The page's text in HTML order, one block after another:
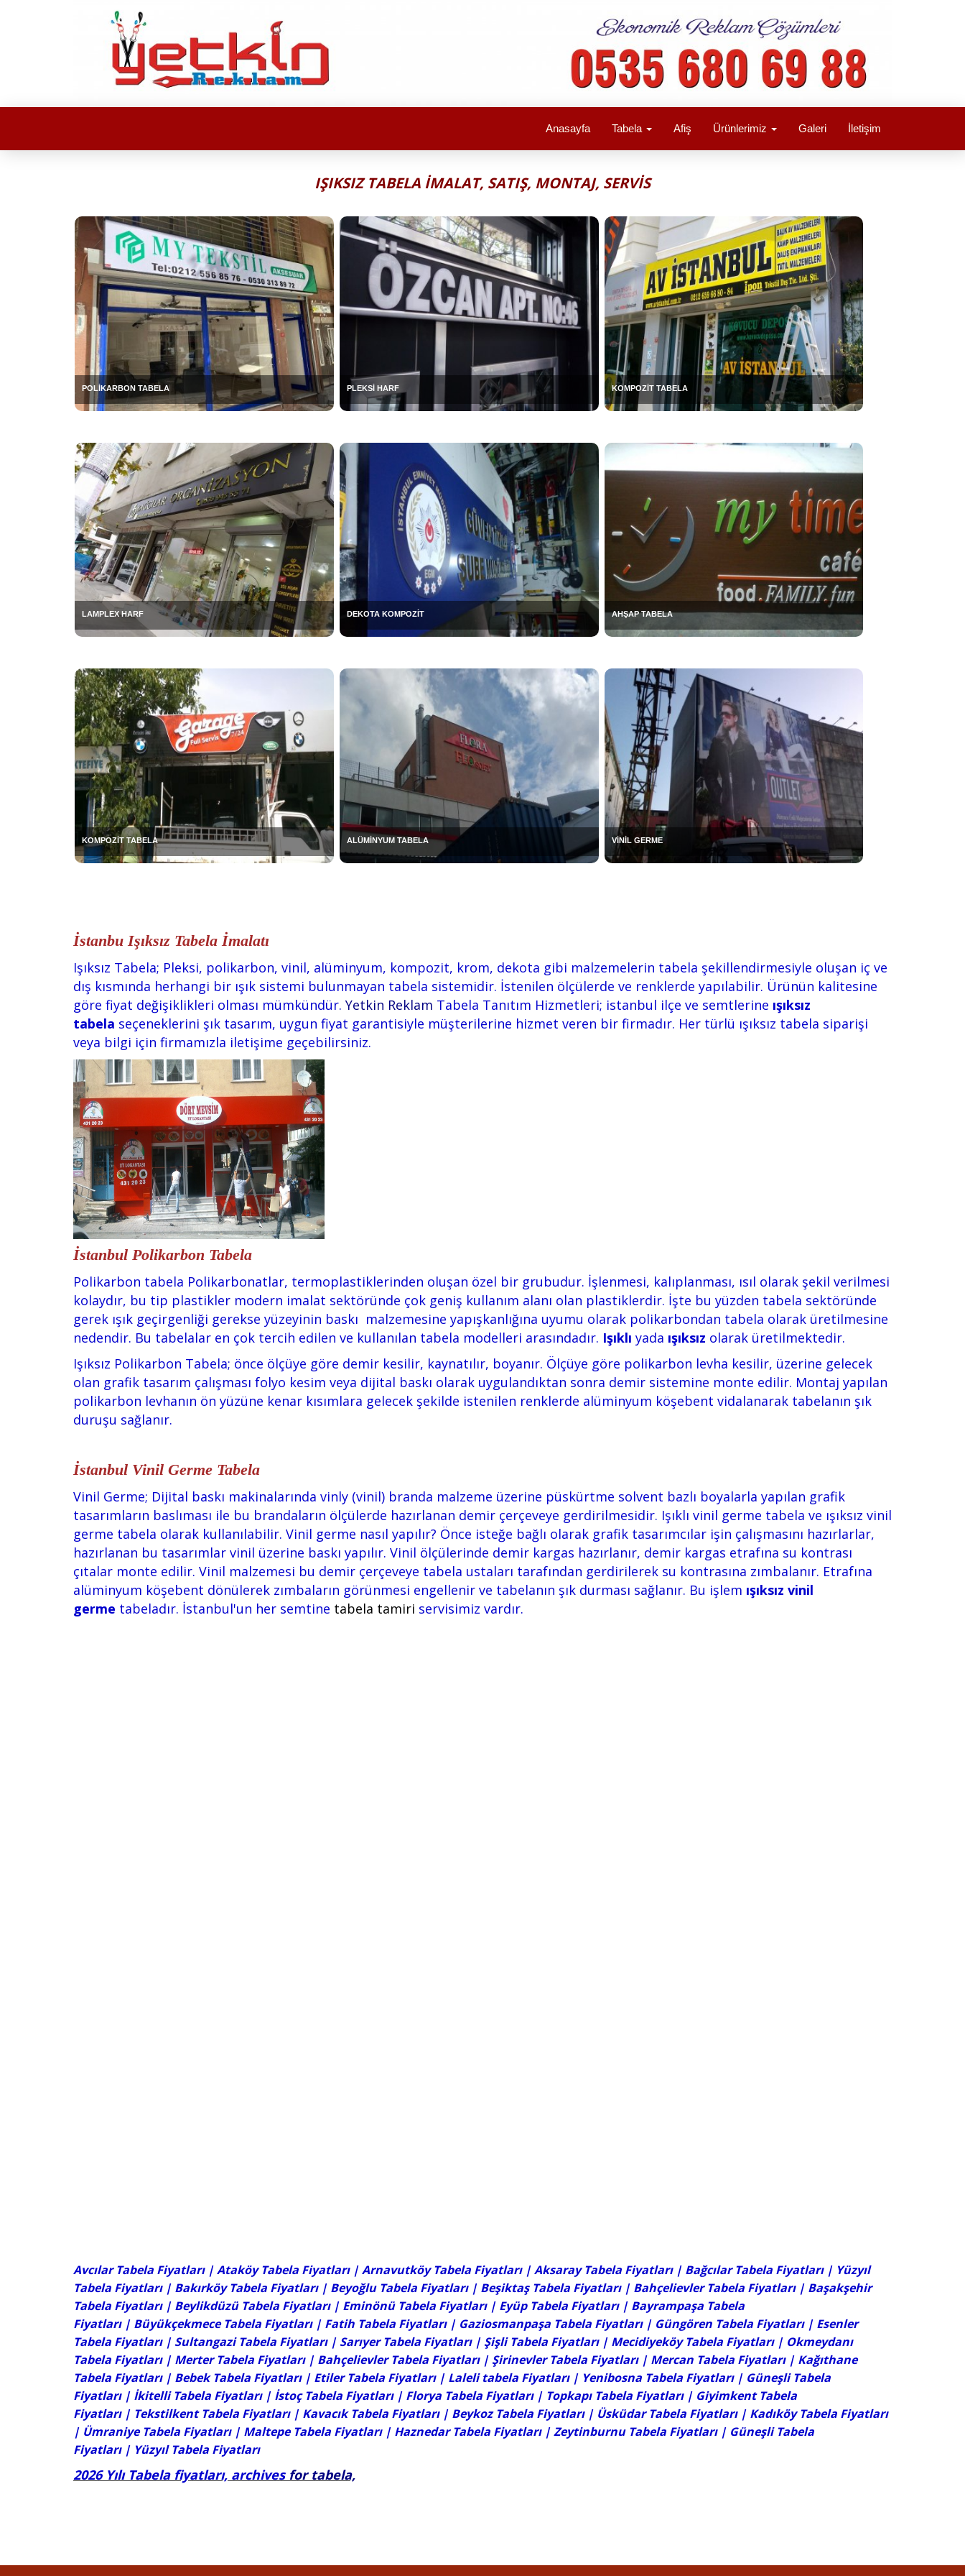
Anasayfa Tabela Afiş Ürünlerimiz Galeri İletişim
IŞIKSIZ TABELA İMALAT, SATIŞ, MONTAJ, SERVİS
POLİKARBON TABELA PLEKSİ HARF KOMPOZİT TABELA
LAMPLEX HARF DEKOTA KOMPOZİT AHŞAP TABELA
KOMPOZİT TABELA ALÜMİNYUM TABELA VİNİL GERME
İstanbu Işıksız Tabela İmalatı
Işıksız Tabela; Pleksi, polikarbon, vinil, alüminyum, kompozit, krom, dekota gibi malzemelerin tabela şekillendirmesiyle oluşan iç ve
dış kısmında herhangi bir ışık sistemi bulunmayan tabela sistemidir. İstenilen ölçülerde ve renklerde yapılabilir. Ürünün kalitesine
göre fiyat değişiklikleri olması mümkündür. Yetkin Reklam Tabela Tanıtım Hizmetleri; istanbul ilçe ve semtlerine ışıksız
tabela seçeneklerini şık tasarım, uygun fiyat garantisiyle müşterilerine hizmet veren bir firmadır. Her türlü ışıksız tabela siparişi
veya bilgi için firmamızla iletişime geçebilirsiniz.
İstanbul Polikarbon Tabela
Polikarbon tabela Polikarbonatlar, termoplastiklerinden oluşan özel bir grubudur. İşlenmesi, kalıplanması, ısıl olarak şekil verilmesi
kolaydır, bu tip plastikler modern imalat sektöründe çok geniş kullanım alanı olan plastiklerdir. İşte bu yüzden tabela sektöründe
gerek ışık geçirgenliği gerekse yüzeyinin baskı malzemesine yapışkanlığına uyumu olarak polikarbondan tabela olarak üretilmesine
nedendir. Bu tabelalar en çok tercih edilen ve kullanılan tabela modelleri arasındadır. Işıklı yada ışıksız olarak üretilmektedir.
Işıksız Polikarbon Tabela; önce ölçüye göre demir kesilir, kaynatılır, boyanır. Ölçüye göre polikarbon levha kesilir, üzerine gelecek
olan grafik tasarım çalışması folyo kesim veya dijital baskı olarak uygulandıktan sonra demir sistemine monte edilir. Montaj yapılan
polikarbon levhanın ön yüzüne kenar kısımlara gelecek şekilde istenilen renklerde alüminyum köşebent vidalanarak tabelanın şık
duruşu sağlanır.
İstanbul Vinil Germe Tabela
Vinil Germe; Dijital baskı makinalarında vinly (vinil) branda malzeme üzerine püskürtme solvent bazlı boyalarla yapılan grafik
tasarımların baslıması ile bu brandaların ölçülerde hazırlanan demir çerçeveye gerdirilmesidir. Işıklı vinil germe tabela ve ışıksız vinil
germe tabela olarak kullanılabilir. Vinil germe nasıl yapılır? Önce isteğe bağlı olarak grafik tasarımcılar işin çalışmasını hazırlarlar,
hazırlanan bu tasarımlar vinil üzerine baskı yapılır. Vinil ölçülerinde demir kargas hazırlanır, demir kargas etrafına su kontrası
çıtalar monte edilir. Vinil malzemesi bu demir çerçeveye tabela ustaları tarafından gerdirilerek su kontrasına zımbalanır. Etrafına
alüminyum köşebent dönülerek zımbaların görünmesi engellenir ve tabelanın şık durması sağlanır. Bu işlem ışıksız vinil
germe tabeladır. İstanbul'un her semtine tabela tamiri servisimiz vardır.
Avcılar Tabela Fiyatları| Ataköy Tabela Fiyatları |Arnavutköy Tabela Fiyatları|Aksaray Tabela Fiyatları| Bağcılar Tabela Fiyatları| Yüzyıl
Tabela Fiyatları| Bakırköy Tabela Fiyatları| Beyoğlu Tabela Fiyatları| Beşiktaş Tabela Fiyatları| Bahçelievler Tabela Fiyatları| Başakşehir
Tabela Fiyatları| Beylikdüzü Tabela Fiyatları| Eminönü Tabela Fiyatları| Eyüp Tabela Fiyatları | Bayrampaşa Tabela
Fiyatları| Büyükçekmece Tabela Fiyatları | Fatih Tabela Fiyatları| Gaziosmanpaşa Tabela Fiyatları| Güngören Tabela Fiyatları| Esenler
Tabela Fiyatları| Sultangazi Tabela Fiyatları| Sarıyer Tabela Fiyatları| Şişli Tabela Fiyatları| Mecidiyeköy Tabela Fiyatları| Okmeydanı
Tabela Fiyatları | Merter Tabela Fiyatları| Bahçelievler Tabela Fiyatları| Şirinevler Tabela Fiyatları| Mercan Tabela Fiyatları | Kağıthane
Tabela Fiyatları | Bebek Tabela Fiyatları| Etiler Tabela Fiyatları | Laleli tabela Fiyatları | Yenibosna Tabela Fiyatları| Güneşli Tabela
Fiyatları| İkitelli Tabela Fiyatları| İstoç Tabela Fiyatları| Florya Tabela Fiyatları| Topkapı Tabela Fiyatları | Giyimkent Tabela
Fiyatları| Tekstilkent Tabela Fiyatları| Kavacık Tabela Fiyatları | Beykoz Tabela Fiyatları | Üsküdar Tabela Fiyatları | Kadıköy Tabela Fiyatları
| Ümraniye Tabela Fiyatları | Maltepe Tabela Fiyatları | Haznedar Tabela Fiyatları |Zeytinburnu Tabela Fiyatları| Güneşli Tabela
Fiyatları| Yüzyıl Tabela Fiyatları
2026 Yılı Tabela fiyatları, archivesfor tabela,